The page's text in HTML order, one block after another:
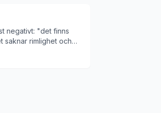
negativt: "det finns
rimlighet och